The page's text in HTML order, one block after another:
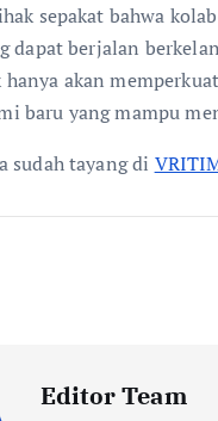
sepakat bahwa
dapat berjalan
akan
baru yang mampu
sudah tayang di
Editor Team